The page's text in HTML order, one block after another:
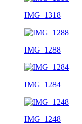
IMG_1318
IMG_1288
IMG_1284
IMG_1248